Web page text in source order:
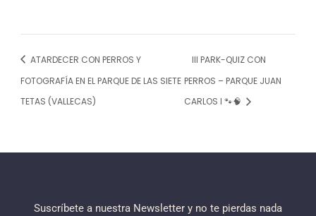
ATARDECER CON PERROS Y
FOTOGRAFÍA EN EL PARQUE DE LAS SIETE
TETAS (VALLECAS)
III PARK-QUIZ CON
PERROS – PARQUE JUAN
CARLOS I 🐾🧠
Suscríbete a nuestra Newsletter y no te pierdas nada